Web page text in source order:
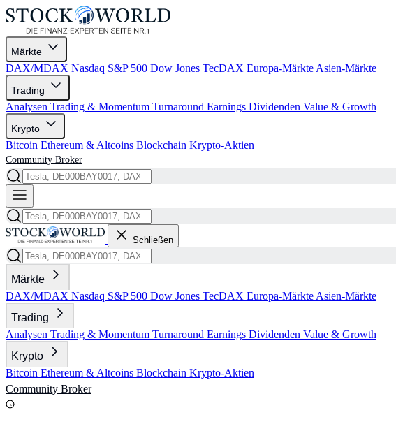
Märkte
DAX/MDAX Nasdaq S&P 500 Dow Jones TecDAX Europa-Märkte Asien-Märkte
Trading
Analysen Trading & Momentum Turnaround Earnings Dividenden Value & Growth
Krypto
Bitcoin Ethereum & Altcoins Blockchain Krypto-Aktien
Community Broker
Schließen
Märkte
DAX/MDAX Nasdaq S&P 500 Dow Jones TecDAX Europa-Märkte Asien-Märkte
Trading
Analysen Trading & Momentum Turnaround Earnings Dividenden Value & Growth
Krypto
Bitcoin Ethereum & Altcoins Blockchain Krypto-Aktien
Community Broker